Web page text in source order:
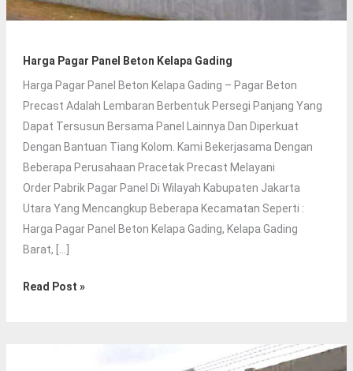
Harga Pagar Panel Beton Kelapa Gading
Harga Pagar Panel Beton Kelapa Gading – Pagar Beton
Precast Adalah Lembaran Berbentuk Persegi Panjang Yang
Dapat Tersusun Bersama Panel Lainnya Dan Diperkuat
Dengan Bantuan Tiang Kolom. Kami Bekerjasama Dengan
Beberapa Perusahaan Pracetak Precast Melayani
Order Pabrik Pagar Panel Di Wilayah Kabupaten Jakarta
Utara Yang Mencangkup Beberapa Kecamatan Seperti :
Harga Pagar Panel Beton Kelapa Gading, Kelapa Gading
Barat, […]
Harga
Read Post »